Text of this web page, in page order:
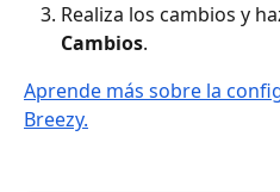
Realiza los cambios y
Cambios.
Aprende más sobre la
Breezy.